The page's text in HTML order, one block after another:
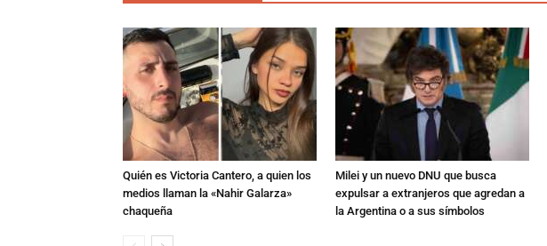
Quién es Victoria Cantero, a quien los
medios llaman la «Nahir Galarza»
chaqueña
Milei y un nuevo DNU que busca
expulsar a extranjeros que agredan a
la Argentina o a sus símbolos